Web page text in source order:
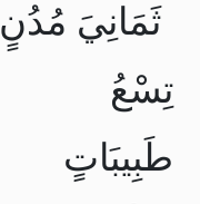
ثَمَانِيَ مُدُنٍ
تِسْعُ
طَبِيبَاتٍ